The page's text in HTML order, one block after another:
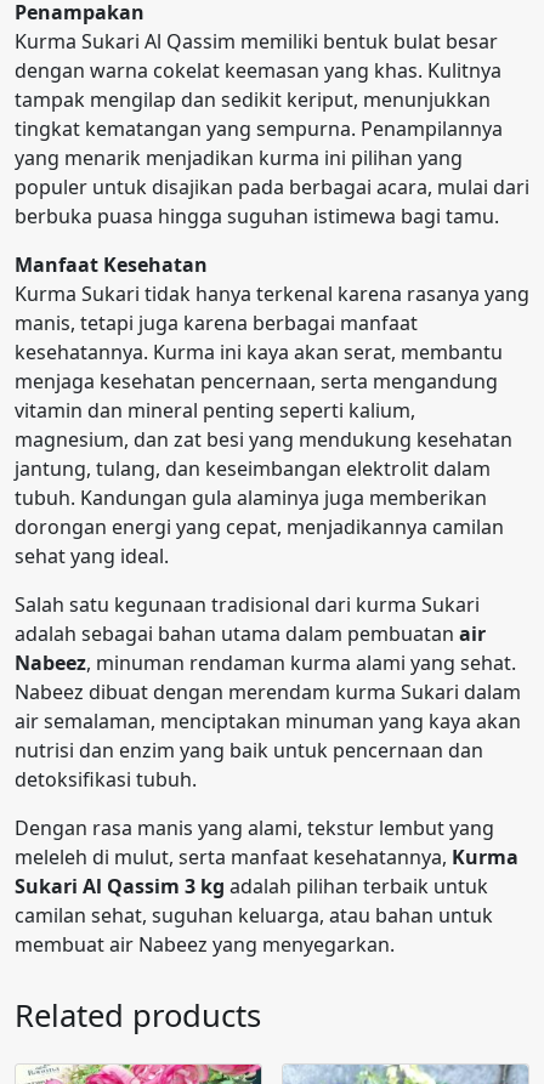
Penampakan
Kurma Sukari Al Qassim memiliki bentuk bulat besar
dengan warna cokelat keemasan yang khas. Kulitnya
tampak mengilap dan sedikit keriput, menunjukkan
tingkat kematangan yang sempurna. Penampilannya
yang menarik menjadikan kurma ini pilihan yang
populer untuk disajikan pada berbagai acara, mulai dari
berbuka puasa hingga suguhan istimewa bagi tamu.
Manfaat Kesehatan
Kurma Sukari tidak hanya terkenal karena rasanya yang
manis, tetapi juga karena berbagai manfaat
kesehatannya. Kurma ini kaya akan serat, membantu
menjaga kesehatan pencernaan, serta mengandung
vitamin dan mineral penting seperti kalium,
magnesium, dan zat besi yang mendukung kesehatan
jantung, tulang, dan keseimbangan elektrolit dalam
tubuh. Kandungan gula alaminya juga memberikan
dorongan energi yang cepat, menjadikannya camilan
sehat yang ideal.
Salah satu kegunaan tradisional dari kurma Sukari
adalah sebagai bahan utama dalam pembuatan air
Nabeez, minuman rendaman kurma alami yang sehat.
Nabeez dibuat dengan merendam kurma Sukari dalam
air semalaman, menciptakan minuman yang kaya akan
nutrisi dan enzim yang baik untuk pencernaan dan
detoksifikasi tubuh.
Dengan rasa manis yang alami, tekstur lembut yang
meleleh di mulut, serta manfaat kesehatannya, Kurma
Sukari Al Qassim 3 kg adalah pilihan terbaik untuk
camilan sehat, suguhan keluarga, atau bahan untuk
membuat air Nabeez yang menyegarkan.
Related products